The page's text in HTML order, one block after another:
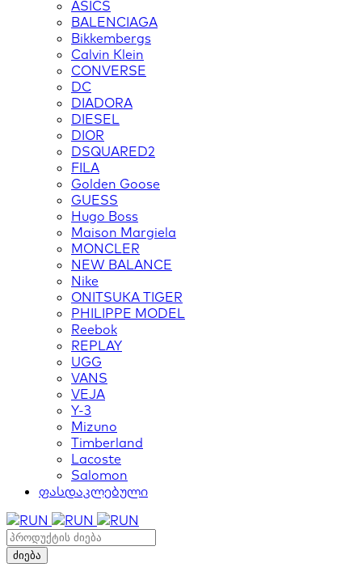
ASICS
BALENCIAGA
Bikkembergs
Calvin Klein
CONVERSE
DC
DIADORA
DIESEL
DIOR
DSQUARED2
FILA
Golden Goose
GUESS
Hugo Boss
Maison Margiela
MONCLER
NEW BALANCE
Nike
ONITSUKA TIGER
PHILIPPE MODEL
Reebok
REPLAY
UGG
VANS
VEJA
Y-3
Mizuno
Timberland
Lacoste
Salomon
ფასდაკლებული